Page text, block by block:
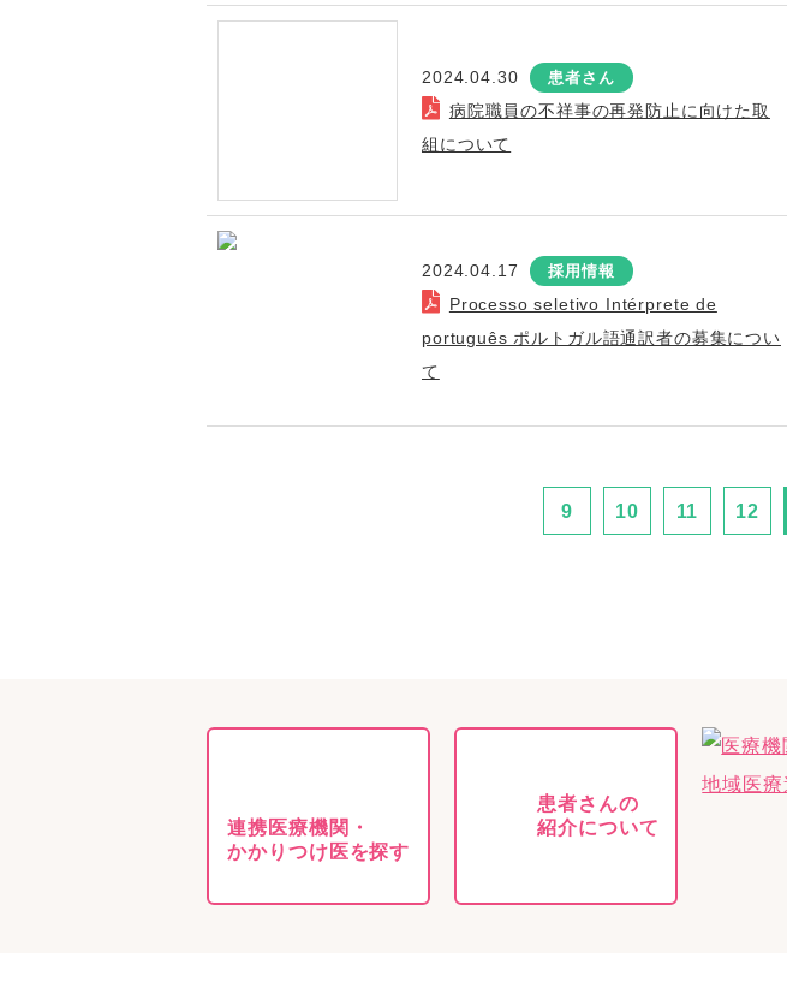
2024.04.30 患者さん
病院職員の不祥事の再発防止に向けた取
組について
2024.04.17 採用情報
Processo seletivo Intérprete de
português ポルトガル語通訳者の募集につい
て
9 10 11 12
連携医療機関・
かかりつけ医を探す
患者さんの
紹介について